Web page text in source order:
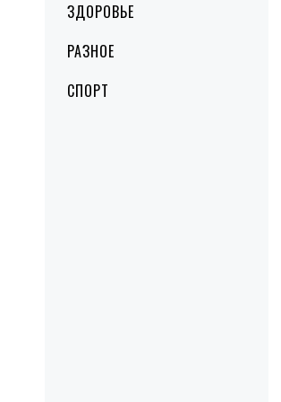
ЗДОРОВЬЕ
РАЗНОЕ
СПОРТ